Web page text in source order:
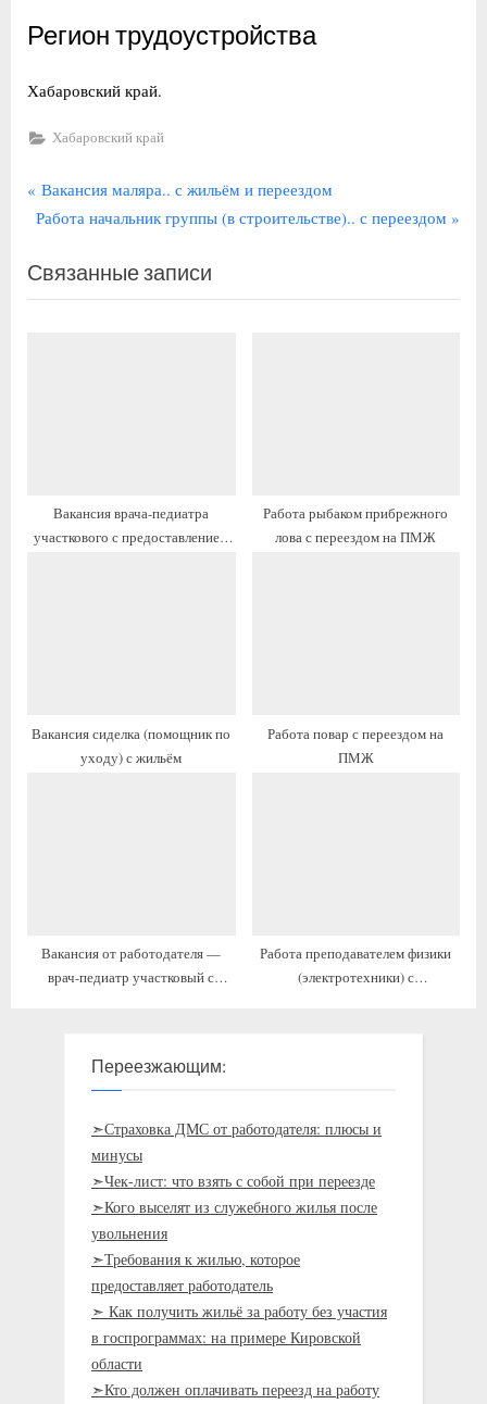
Регион трудоустройства
Хабаровский край.
Хабаровский край
Навигация
по
записям
П
р
д
ы
Вакансия маляра.. с жильём и переездом
С
е
д
Работа начальник группы (в строительстве).. с переездом
Связанные записи
Вакансия врача-педиатра
участкового с предоставлением
Работа рыбаком прибрежного
лова с переездом на ПМЖ
Вакансия сиделка (помощник по
уходу) с жильём
Работа повар с переездом на
ПМЖ
Вакансия от работодателя —
врач-педиатр участковый с
Работа преподавателем физики
(электротехники) с
Переезжающим:
➣Страховка ДМС от работодателя: плюсы и
минусы
➣Чек-лист: что взять с собой при переезде
➣Кого выселят из служебного жилья после
увольнения
➣Требования к жилью, которое
предоставляет работодатель
➣ Как получить жильё за работу без участия
в госпрограммах: на примере Кировской
области
➣Кто должен оплачивать переезд на работу